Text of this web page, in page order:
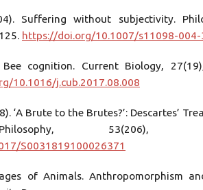
Suffering without subjectivity.
https://doi.org/10.1007/s11098-004-
cognition. Current Biology,
10.1016/j.cub.2017.08.008
‘A Brute to the Brutes?’: Descartes’
53(206),
S0031819100026371
of Animals. Anthropomorphism